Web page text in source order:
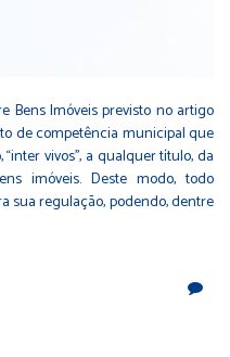
Bens Imóveis previsto no artigo
de competência municipal que
vivos’’, a qualquer título, da
imóveis. Deste modo, todo
sua regulação, podendo, dentre